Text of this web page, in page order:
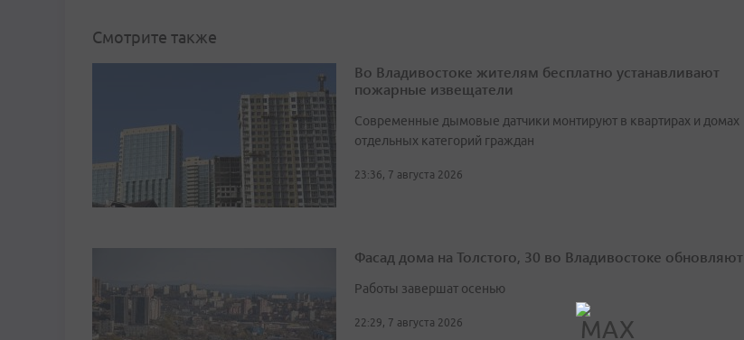
Смотрите также
Во Владивостоке жителям бесплатно устанавливают
пожарные извещатели
Современные дымовые датчики монтируют в квартирах и домах
отдельных категорий граждан
23:36, 7 августа 2026
Фасад дома на Толстого, 30 во Владивостоке обновляют
Работы завершат осенью
22:29, 7 августа 2026